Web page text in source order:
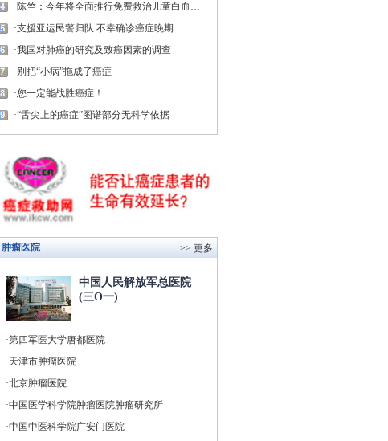
陈竺：今年将全面推行免费救治儿童白血病与先天性心脏病
支援亚运民警归队 不幸确诊癌症晚期
我国对肺癌的研究及致癌因素的调查
别把“小病”拖成了癌症
您一定能战胜癌症！
“舌尖上的癌症”图谱部分无科学依据
肿瘤医院 >> 更多
中国人民解放军总医院
(三O一)
第四军医大学唐都医院
天津市肿瘤医院
北京肿瘤医院
中国医学科学院肿瘤医院肿瘤研究所
中国中医科学院广安门医院